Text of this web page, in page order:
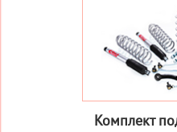
Комплект